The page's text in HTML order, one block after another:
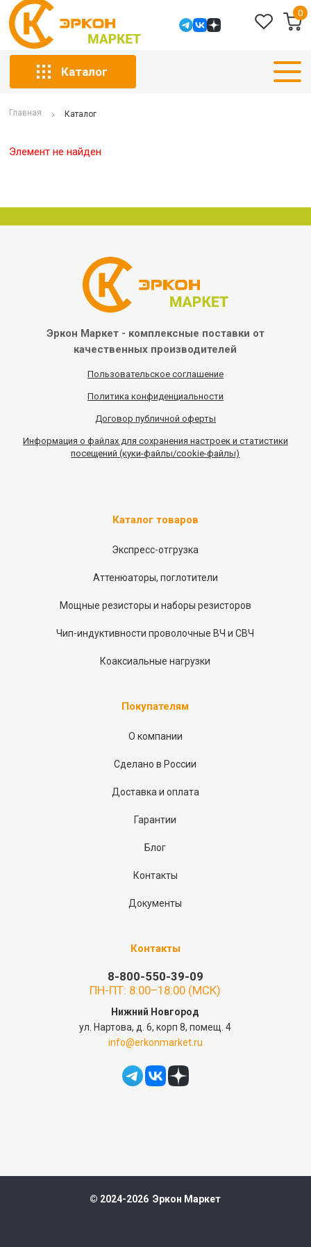
0
Каталог
Главная Каталог
Элемент не найден
Эркон Маркет - комплексные поставки от
качественных производителей
Пользовательское соглашение
Политика конфиденциальности
Договор публичной оферты
Информация о файлах для сохранения настроек и статистики
посещений (куки-файлы/cookie-файлы)
Каталог товаров
Экспресс-отгрузка
Аттенюаторы, поглотители
Мощные резисторы и наборы резисторов
Чип-индуктивности проволочные ВЧ и СВЧ
Коаксиальные нагрузки
Покупателям
О компании
Сделано в России
Доставка и оплата
Гарантии
Блог
Контакты
Документы
Контакты
8-800-550-39-09
ПН-ПТ: 8:00–18:00 (МСК)
Нижний Новгород
ул. Нартова, д. 6, корп 8, помещ. 4
info@erkonmarket.ru
© 2024-2026 Эркон Маркет